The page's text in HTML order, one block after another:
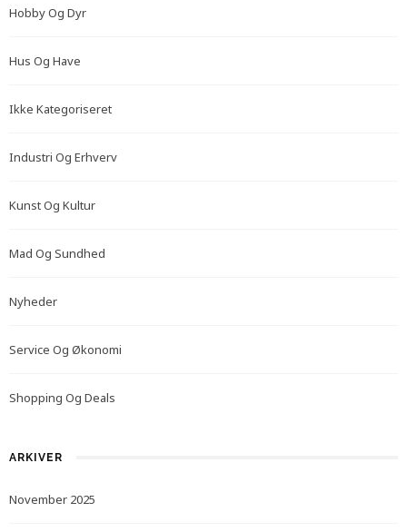
Hobby Og Dyr
Hus Og Have
Ikke Kategoriseret
Industri Og Erhverv
Kunst Og Kultur
Mad Og Sundhed
Nyheder
Service Og Økonomi
Shopping Og Deals
ARKIVER
November 2025